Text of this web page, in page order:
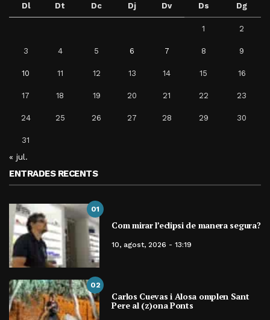
Dl Dt Dc Dj Dv Ds Dg
1 2
3 4 5 6 7 8 9
10 11 12 13 14 15 16
17 18 19 20 21 22 23
24 25 26 27 28 29 30
31
« jul.
ENTRADES RECENTS
01
Com mirar l’eclipsi de manera segura?
10, agost, 2026 - 13:19
02
Carlos Cuevas i Alosa omplen Sant
Pere al (z)ona Ponts